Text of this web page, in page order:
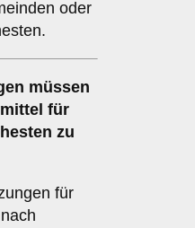
oder
müssen
für
zu
für